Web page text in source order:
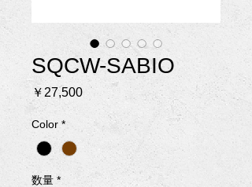
SQCW-SABIO
￥27,500価
Color *
数量 *